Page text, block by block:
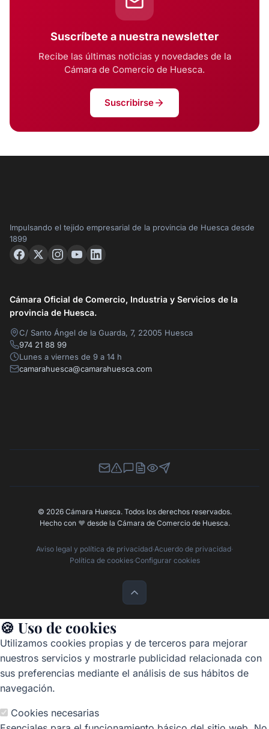
Suscríbete a nuestra newsletter
Recibe las últimas noticias y novedades de la
Cámara de Comercio de Huesca.
Suscribirse
Impulsando el tejido empresarial de la provincia de Huesca desde
1899
Cámara Oficial de Comercio, Industria y Servicios de la
provincia de Huesca.
C/ Santo Ángel de la Guarda, 7, 22005 Huesca
974 21 88 99
Lunes a viernes de 9 a 14 h
camarahuesca@camarahuesca.com
Newsletter
Canal de Denuncias
Buzón de Sugerencias
Perfil Contratante
Ley de Transparencia
Contacta con nosotros
© 2026 Cámara Huesca. Todos los derechos reservados.
Hecho con ❤️ desde la Cámara de Comercio de Huesca.
Aviso legal y política de privacidad·Acuerdo de privacidad·
Política de cookies·Configurar cookies
🍪 Uso de cookies
Utilizamos cookies propias y de terceros para mejorar
nuestros servicios y mostrarle publicidad relacionada con
sus preferencias mediante el análisis de sus hábitos de
navegación.
Cookies necesarias